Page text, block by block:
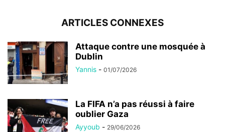
ARTICLES CONNEXES
Attaque contre une mosquée à
Dublin
Yannis - 01/07/2026
La FIFA n’a pas réussi à faire
oublier Gaza
Ayyoub - 29/06/2026